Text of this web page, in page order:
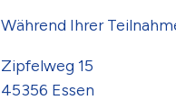
Während Ihrer
Zipfelweg 15
45356 Essen